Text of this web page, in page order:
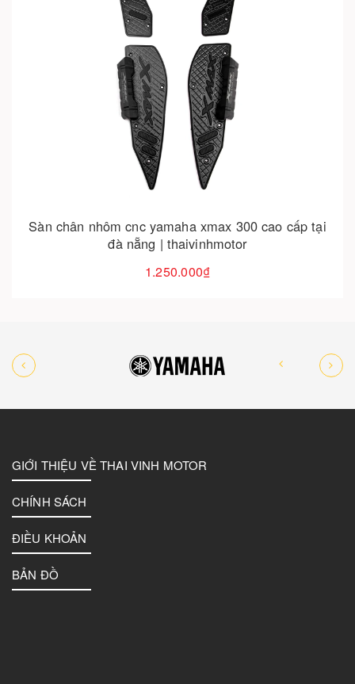
Sàn chân nhôm cnc yamaha xmax 300 cao cấp tại
đà nẵng | thaivinhmotor
1.250.000₫
Cho vào giỏ hàng
GIỚI THIỆU VỀ THAI VINH MOTOR
CHÍNH SÁCH
ĐIỀU KHOẢN
BẢN ĐỒ